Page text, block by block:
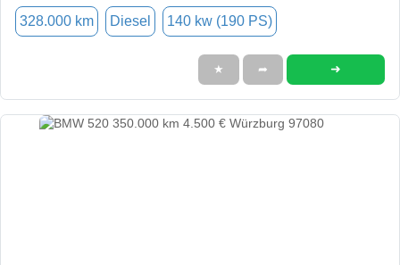
328.000 km Diesel 140 kw (190 PS)
★ ➦ ➜